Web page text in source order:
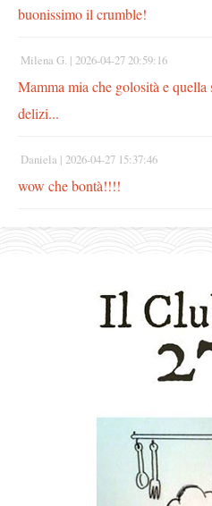
buonissimo il crumble!
Milena G. | 2026-04-27 20:59:16
Mamma mia che golosità e quella
delizi...
Daniela | 2026-04-27 15:37:46
wow che bontà!!!!